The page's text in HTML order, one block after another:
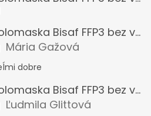
produktu je 5 z 5 hviezdičiek.
Polomaska Bisaf FFP3 bez ventilčeka 99 % , balenie 1 ks
produktu je 5 z 5 hviezdičiek.
Mária Gažová
dobre
Polomaska Bisaf FFP3 bez ventilčeka , balenie 15 ks
produktu je 5 z 5 hviezdičiek.
Ľudmila Glittová